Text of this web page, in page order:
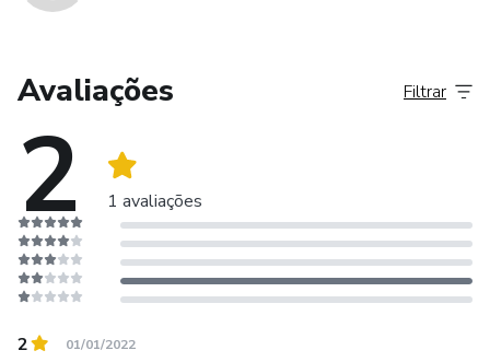
Avaliações
2 1 avaliações
Filtrar
2 01/01/2022